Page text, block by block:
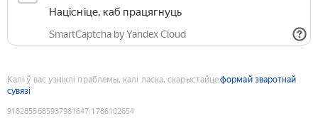
Націсніце, каб працягнуць
SmartCaptcha by Yandex Cloud
Калі ў вас узніклі праблемы, калі ласка, скарыстайцеформай зваротнай
сувязі
9182855685937981647:1786102654